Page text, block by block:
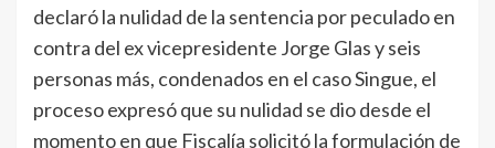
declaró la nulidad de la sentencia por peculado en
contra del ex vicepresidente Jorge Glas y seis
personas más, condenados en el caso Singue, el
proceso expresó que su nulidad se dio desde el
momento en que Fiscalía solicitó la formulación de